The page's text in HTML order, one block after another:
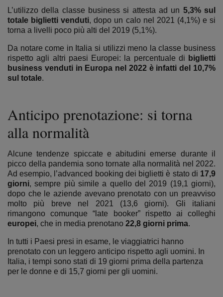
L’utilizzo della classe business si attesta ad un 5,3% sul
totale biglietti venduti, dopo un calo nel 2021 (4,1%) e si
torna a livelli poco più alti del 2019 (5,1%).
Da notare come in Italia si utilizzi meno la classe business
rispetto agli altri paesi Europei: la percentuale di biglietti
business venduti in Europa nel 2022 è infatti del 10,7%
sul totale.
Anticipo prenotazione: si torna
alla normalità
Alcune tendenze spiccate e abitudini emerse durante il
picco della pandemia sono tornate alla normalità nel 2022.
Ad esempio, l’advanced booking dei biglietti è stato di 17,9
giorni, sempre più simile a quello del 2019 (19,1 giorni),
dopo che le aziende avevano prenotato con un preavviso
molto più breve nel 2021 (13,6 giorni). Gli italiani
rimangono comunque “late booker” rispetto ai colleghi
europei, che in media prenotano 22,8 giorni prima.
In tutti i Paesi presi in esame, le viaggiatrici hanno
prenotato con un leggero anticipo rispetto agli uomini. In
Italia, i tempi sono stati di 19 giorni prima della partenza
per le donne e di 15,7 giorni per gli uomini.